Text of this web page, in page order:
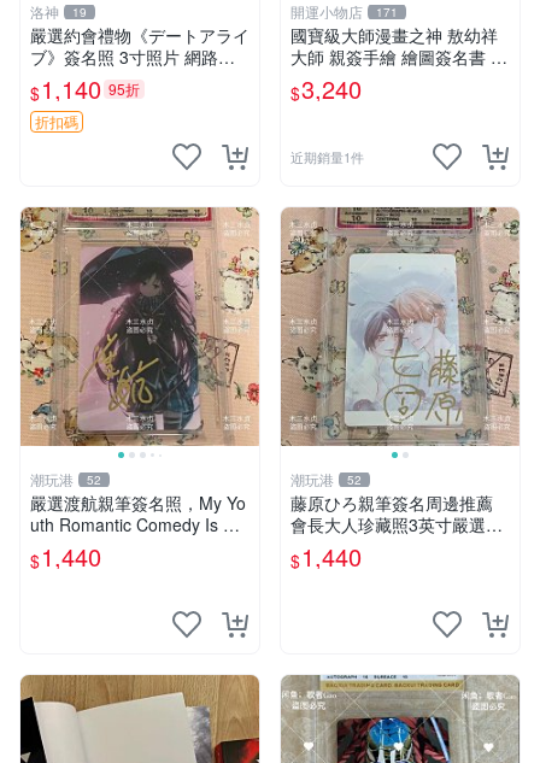
洛神 19
嚴選約會禮物《デートアライ
ブ》簽名照 3寸照片 網路原
圖 實物美 希望與你見面 デー
トアライブ 簽名照 收藏品
$1,140 95折
折扣碼
開運小物店 171
國寶級大師漫畫之神 敖幼祥
大師 親簽手繪 繪圖簽名書 機
會難得敖大師一輩子繪圖創作
多年有一句老師最金典名言
$3,240
近期銷量1件
潮玩港 52
嚴選渡航親筆簽名照，My Yo
uth Romantic Comedy Is Wr
ong限量收藏版 青春戀愛物語
原創 漫畫周邊
$1,440
潮玩港 52
藤原ひろ親筆簽名周邊推薦
會長大人珍藏照3英寸嚴選女
仆紀念品 面簽收藏 會長大人
簽名照 女仆照 面簽收藏
$1,440